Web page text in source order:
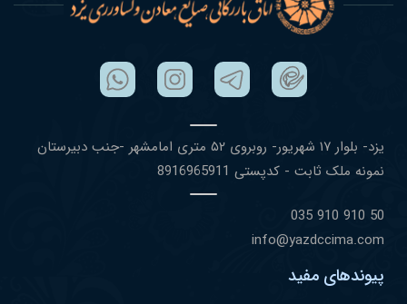
یزد- بلوار ١٧ شهریور- روبروی ۵٢ متری امامشهر -جنب دبیرستان
نمونه ملک ثابت - کدپستی 8916965911
50 910 910 035
info@yazdccima.com
پیوندهای مفید